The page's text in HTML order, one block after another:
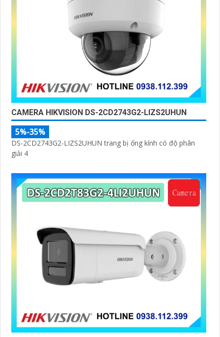
CAMERA HIKVISION DS-2CD2743G2-LIZS2UHUN
5%-35%
DS-2CD2743G2-LIZS2UHUN trang bị ống kính có độ phân
giải 4